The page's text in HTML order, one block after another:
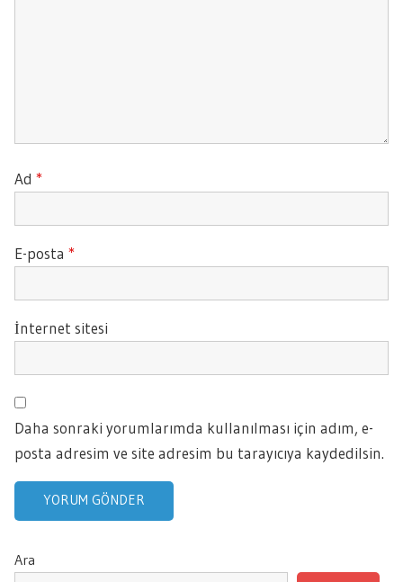
Ad *
E-posta *
İnternet sitesi
Daha sonraki yorumlarımda kullanılması için adım, e-
posta adresim ve site adresim bu tarayıcıya kaydedilsin.
Ara